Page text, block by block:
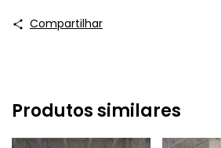
Compartilhar
Produtos similares